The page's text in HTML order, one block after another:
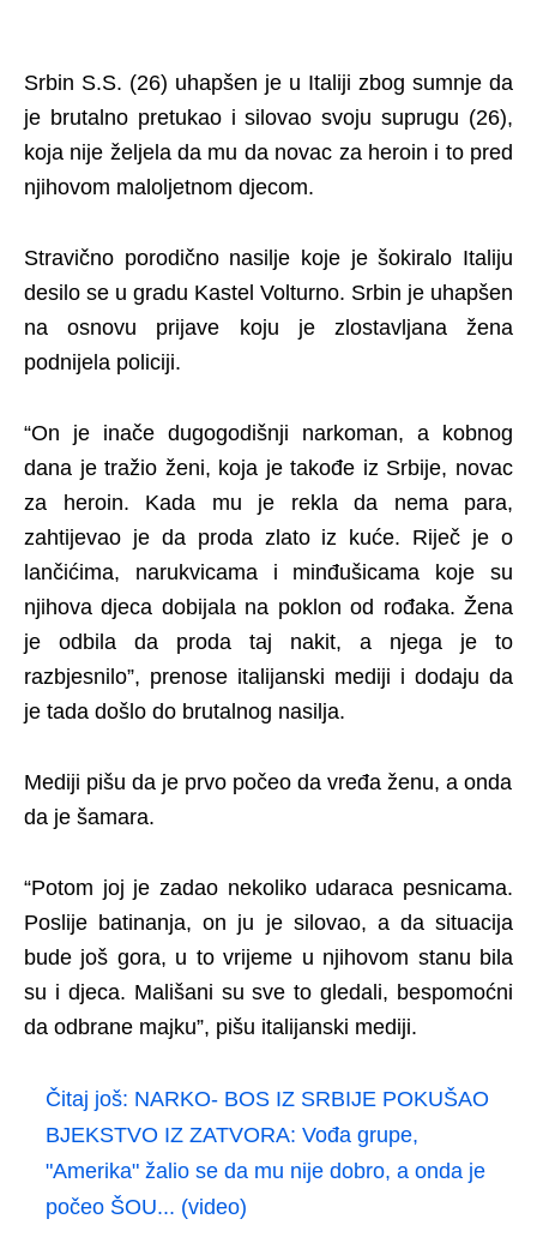
Srbin S.S. (26) uhapšen je u Italiji zbog sumnje da
je brutalno pretukao i silovao svoju suprugu (26),
koja nije željela da mu da novac za heroin i to pred
njihovom maloljetnom djecom.
Stravično porodično nasilje koje je šokiralo Italiju
desilo se u gradu Kastel Volturno. Srbin je uhapšen
na osnovu prijave koju je zlostavljana žena
podnijela policiji.
“On je inače dugogodišnji narkoman, a kobnog
dana je tražio ženi, koja je takođe iz Srbije, novac
za heroin. Kada mu je rekla da nema para,
zahtijevao je da proda zlato iz kuće. Riječ je o
lančićima, narukvicama i minđušicama koje su
njihova djeca dobijala na poklon od rođaka. Žena
je odbila da proda taj nakit, a njega je to
razbjesnilo”, prenose italijanski mediji i dodaju da
je tada došlo do brutalnog nasilja.
Mediji pišu da je prvo počeo da vređa ženu, a onda
da je šamara.
“Potom joj je zadao nekoliko udaraca pesnicama.
Poslije batinanja, on ju je silovao, a da situacija
bude još gora, u to vrijeme u njihovom stanu bila
su i djeca. Mališani su sve to gledali, bespomoćni
da odbrane majku”, pišu italijanski mediji.
Čitaj još: NARKO- BOS IZ SRBIJE POKUŠAO
BJEKSTVO IZ ZATVORA: Vođa grupe,
"Amerika" žalio se da mu nije dobro, a onda je
počeo ŠOU... (video)